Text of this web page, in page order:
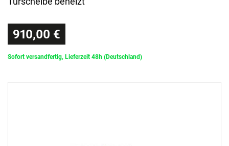
910,00 €
Sofort versandfertig, Lieferzeit 48h (Deutschland)